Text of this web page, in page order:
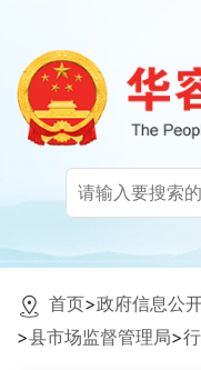
首页>政府信息公
>县市场监督管理局>